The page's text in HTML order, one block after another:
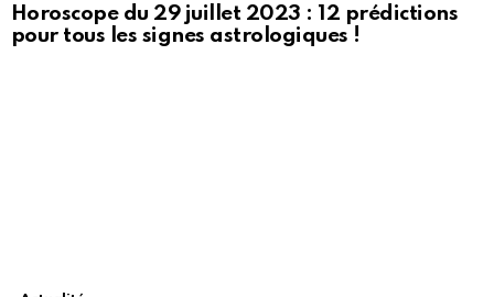
Horoscope du 29 juillet 2023 : 12 prédictions
pour tous les signes astrologiques !